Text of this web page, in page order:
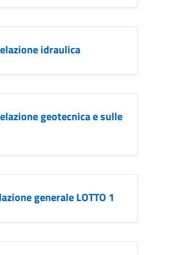
idraulica
geotecnica e sulle
generale LOTTO 1